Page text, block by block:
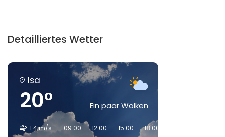
Detailliertes Wetter
Isa
20° Ein paar Wolken
1.4 m/s
09:00 12:00 15:00 18:00